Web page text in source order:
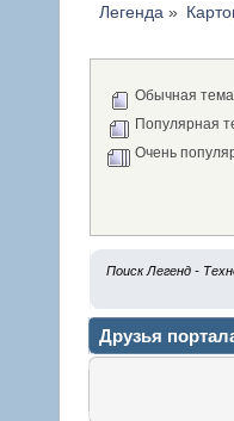
Легенда »
Обычная тема
Популярная
Очень
Поиск Легенд -
Друзья